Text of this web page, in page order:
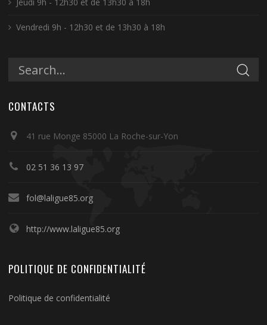
Jeudi 9h - 12h30 et de 13h30 à 18h
Vendredi 9h - 12h30 et de 13h30 à 18h
CONTACTS
41 rue Monge 85000 La Roche-sur-Yon
02 51 36 13 97
fol@laligue85.org
http://www.laligue85.org
POLITIQUE DE CONFIDENTIALITÉ
Politique de confidentialité